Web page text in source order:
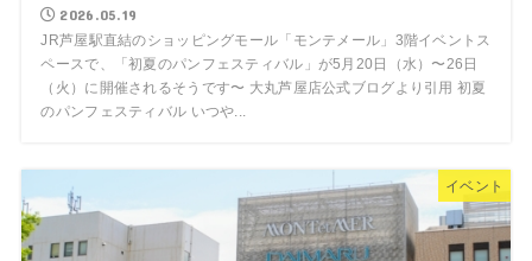
2026.05.19
JR芦屋駅直結のショッピングモール「モンテメール」3階イベントス
ペースで、「初夏のパンフェスティバル」が5月20日（水）〜26日
（火）に開催されるそうです〜 大丸芦屋店公式ブログより引用 初夏
のパンフェスティバル いつや...
イベント